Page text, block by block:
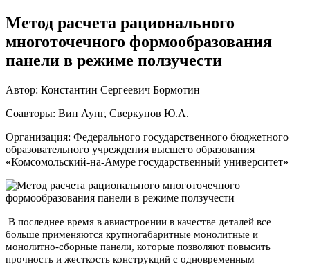
Метод расчета рационального
многоточечного формообразования
панели в режиме ползучести
Автор: Константин Сергеевич Бормотин
Соавторы: Вин Аунг, Сверкунов Ю.А.
Организация: Федерального государственного бюджетного
образовательного учреждения высшего образования
«Комсомольский-на-Амуре государственный университет»
В последнее время в авиастроении в качестве деталей все
больше применяются крупногабаритные монолитные и
монолитно-сборные панели, которые позволяют повысить
прочность и жесткость конструкций с одновременным